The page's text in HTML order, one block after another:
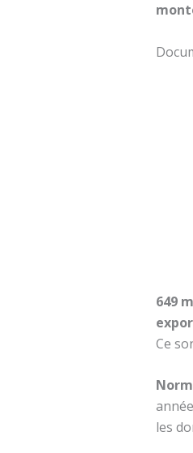
649
Ce
les